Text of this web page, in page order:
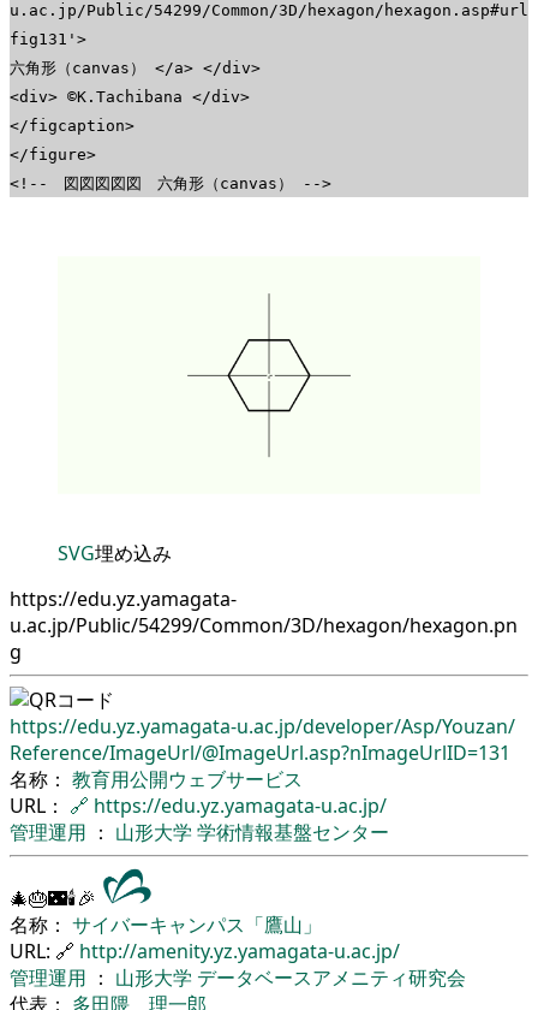
u.ac.jp/Public/54299/Common/3D/hexagon/hexagon.asp#url
fig131'>
六角形（canvas） </a> </div>
<div> ©K.Tachibana </div>
</figcaption>
</figure>
<!-- 図図図図図 六角形（canvas） -->
SVG埋め込み
https://edu.yz.yamagata-
u.ac.jp/Public/54299/Common/3D/hexagon/hexagon.pn
g
https://edu.yz.yamagata-u.ac.jp/developer/Asp/Youzan/
Reference/ImageUrl/@ImageUrl.asp?nImageUrlID=131
名称： 教育用公開ウェブサービス
URL： 🔗 https://edu.yz.yamagata-u.ac.jp/
管理運用 ： 山形大学 学術情報基盤センター
🎄🎂🌃🕯🎉
名称： サイバーキャンパス「鷹山」
URL: 🔗 http://amenity.yz.yamagata-u.ac.jp/
管理運用 ： 山形大学 データベースアメニティ研究会
代表： 多田隈 理一郎